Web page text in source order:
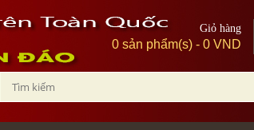
Giỏ hàng
0 sản phẩm(s) - 0 VND